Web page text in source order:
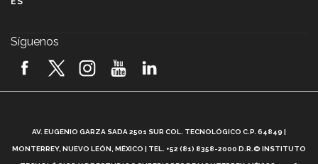
2026! (video)
¿Cómo es el Modelo Educativo Tec? (video)
Síguenos
AV. EUGENIO GARZA SADA 2501 SUR COL. TECNOLÓGICO C.P. 64849 |
MONTERREY, NUEVO LEÓN, MÉXICO | TEL. +52 (81) 8358-2000 D.R.© INSTITUTO